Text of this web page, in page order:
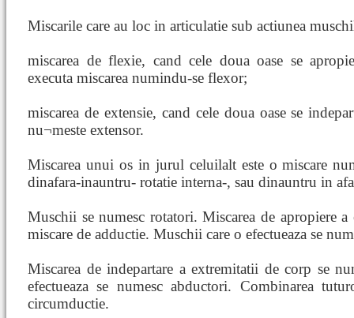
Miscarile care au loc in articulatie sub actiunea
miscarea de flexie, cand cele doua oase se
executa miscarea numindu-se flexor;
miscarea de extensie, cand cele doua oase se
nu¬meste extensor.
Miscarea unui os in jurul celuilalt este o miscare
dinafara-inauntru- rotatie interna-, sau dinauntru in
Muschii se numesc rotatori. Miscarea de apropiere
miscare de adductie. Muschii care o efectueaza se
Miscarea de indepartare a extremitatii de corp se
efectueaza se numesc abductori. Combinarea
circumductie.